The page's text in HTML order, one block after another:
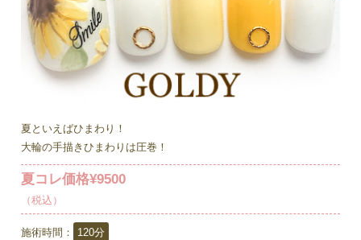
夏といえばひまわり！
大輪の手描きひまわりは圧巻！
夏コレ価格¥9500
（税込）
施術時間：
120分